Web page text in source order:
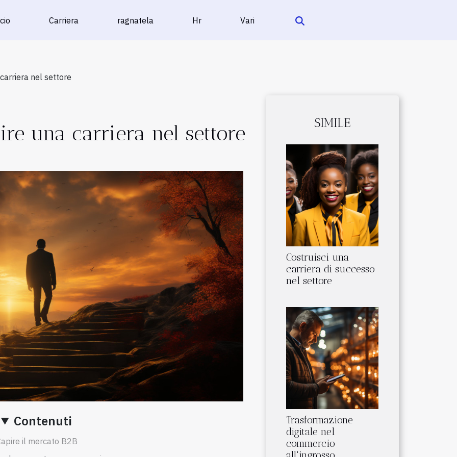
Carriera ragnatela Hr Vari
nel settore
una carriera nel settore
Contenuti
il mercato B2B
SIMILE
Costruisci una
carriera di successo
nel settore
Trasformazione
digitale nel
commercio